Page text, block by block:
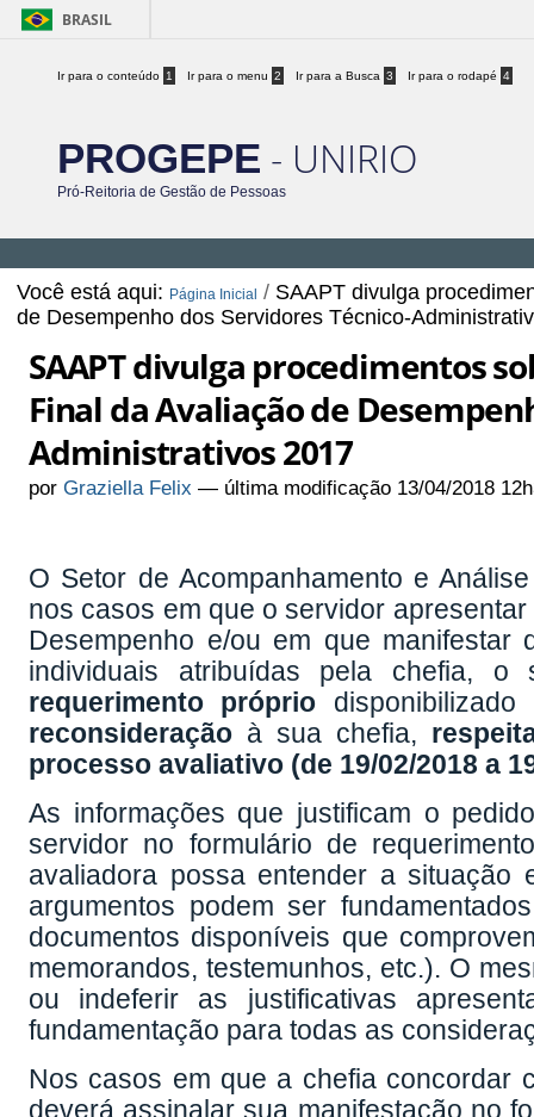
BRASIL
Ir para o conteúdo 1 Ir para o menu 2 Ir para a Busca 3 Ir para o rodapé 4
PROGEPE - UNIRIO
Pró-Reitoria de Gestão de Pessoas
Você está aqui: Página Inicial / SAAPT divulga
de Desempenho dos Servidores Técnico-
SAAPT divulga procedimentos
Final da Avaliação de
Administrativos 2017
porGraziella Felix — última modificação 13/04/2018
O Setor de Acompanhamento e
nos casos em que o servidor
Desempenho e/ou em que manifestar
individuais atribuídas pela chefia,
requerimento próprio
reconsideração à sua chefia,
processo avaliativo (de 19/02/2018 a
As informações que justificam o
servidor no formulário de
avaliadora possa entender a situação
argumentos podem ser
documentos disponíveis que
memorandos, testemunhos, etc.). O
ou indeferir as justificativas
fundamentação para todas as
Nos casos em que a chefia concordar
deverá assinalar sua manifestação no